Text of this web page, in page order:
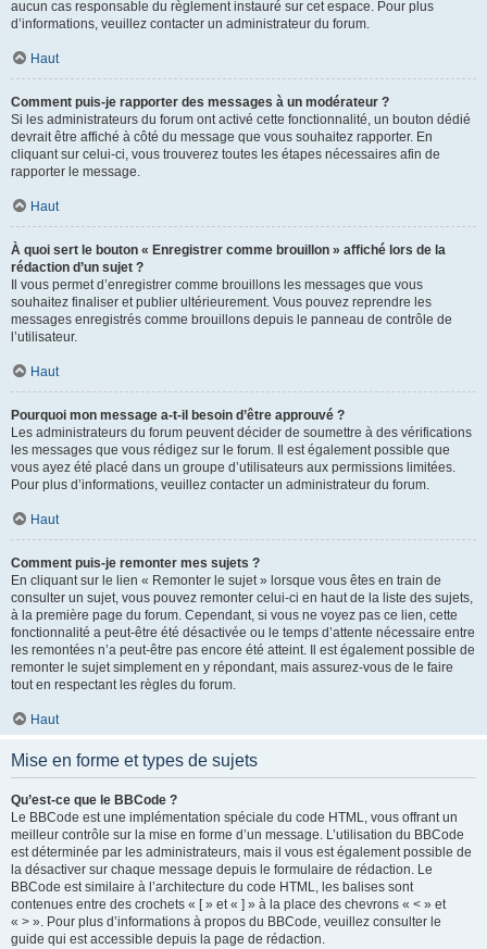
aucun cas responsable du règlement instauré sur cet espace. Pour plus
d’informations, veuillez contacter un administrateur du forum.
Haut
Comment puis-je rapporter des messages à un modérateur ?
Si les administrateurs du forum ont activé cette fonctionnalité, un bouton dédié
devrait être affiché à côté du message que vous souhaitez rapporter. En
cliquant sur celui-ci, vous trouverez toutes les étapes nécessaires afin de
rapporter le message.
Haut
À quoi sert le bouton « Enregistrer comme brouillon » affiché lors de la
rédaction d’un sujet ?
Il vous permet d’enregistrer comme brouillons les messages que vous
souhaitez finaliser et publier ultérieurement. Vous pouvez reprendre les
messages enregistrés comme brouillons depuis le panneau de contrôle de
l’utilisateur.
Haut
Pourquoi mon message a-t-il besoin d’être approuvé ?
Les administrateurs du forum peuvent décider de soumettre à des vérifications
les messages que vous rédigez sur le forum. Il est également possible que
vous ayez été placé dans un groupe d’utilisateurs aux permissions limitées.
Pour plus d’informations, veuillez contacter un administrateur du forum.
Haut
Comment puis-je remonter mes sujets ?
En cliquant sur le lien « Remonter le sujet » lorsque vous êtes en train de
consulter un sujet, vous pouvez remonter celui-ci en haut de la liste des sujets,
à la première page du forum. Cependant, si vous ne voyez pas ce lien, cette
fonctionnalité a peut-être été désactivée ou le temps d’attente nécessaire entre
les remontées n’a peut-être pas encore été atteint. Il est également possible de
remonter le sujet simplement en y répondant, mais assurez-vous de le faire
tout en respectant les règles du forum.
Haut
Mise en forme et types de sujets
Qu’est-ce que le BBCode ?
Le BBCode est une implémentation spéciale du code HTML, vous offrant un
meilleur contrôle sur la mise en forme d’un message. L’utilisation du BBCode
est déterminée par les administrateurs, mais il vous est également possible de
la désactiver sur chaque message depuis le formulaire de rédaction. Le
BBCode est similaire à l’architecture du code HTML, les balises sont
contenues entre des crochets « [ » et « ] » à la place des chevrons « < » et
« > ». Pour plus d’informations à propos du BBCode, veuillez consulter le
guide qui est accessible depuis la page de rédaction.